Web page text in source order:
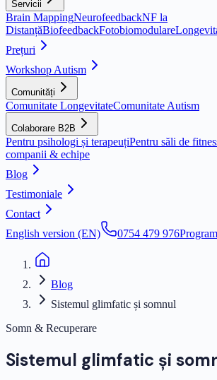
Servicii
Brain MappingNeurofeedbackNF la
DistanțăBiofeedbackFotobiomodulare
Prețuri
Workshop Autism
Comunități
Comunitate LongevitateComunitate Autism
Colaborare B2B
Pentru psihologi și terapeuțiPentru săli de
companii & echipe
Blog
Testimoniale
Contact
English version (EN)
0754 479 976
Blog
Sistemul glimfatic și somnul
Somn & Recuperare
Sistemul glimfatic și